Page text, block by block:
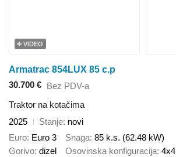
VIDEO
Armatrac 854LUX 85 c.p
30.700 € Bez PDV-a
Traktor na kotačima
2025
Stanje novi
Euro Euro 3 Snaga 85 k.s. (62.48 kW)
Gorivo dizel Osovinska konfiguracija 4x4